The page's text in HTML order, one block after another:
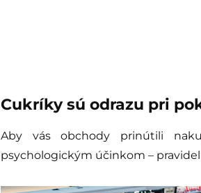
Cukríky sú odrazu pri
Aby vás obchody prinútili
psychologickým účinkom –